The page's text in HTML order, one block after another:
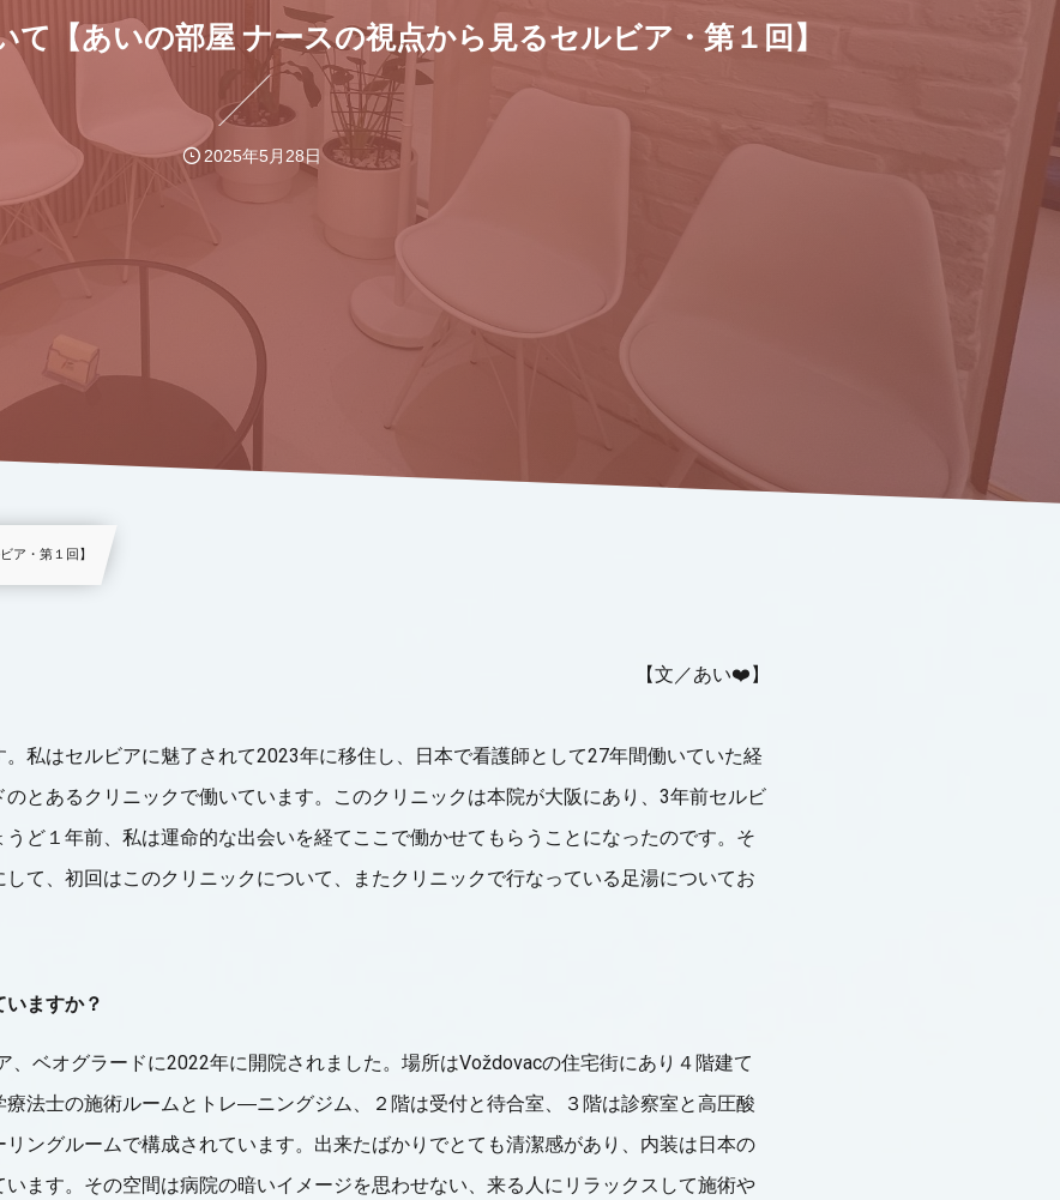
て【あいの部屋 ナースの視点から見るセルビア・第１回】
2025年5月28日
ア・第１回】
【文／あい❤️】
私はセルビアに魅了されて2023年に移住し、日本で看護師として27年間働いていた経
とあるクリニックで働いています。このクリニックは本院が大阪にあり、3年前セルビ
ど１年前、私は運命的な出会いを経てここで働かせてもらうことになったのです。そ
て、初回はこのクリニックについて、またクリニックで行なっている足湯についてお
いますか？
、ベオグラードに2022年に開院されました。場所はVoždovacの住宅街にあり４階建て
法士の施術ルームとトレ―ニングジム、２階は受付と待合室、３階は診察室と高圧酸
ングルームで構成されています。出来たばかりでとても清潔感があり、内装は日本の
ます。その空間は病院の暗いイメージを思わせない、来る人にリラックスして施術や